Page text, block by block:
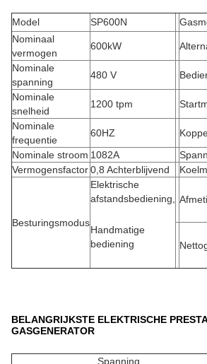
Model SP600N
Nominaal
vermogen
600kW
Nominale
spanning
480 V
Nominale
snelheid
1200 tpm
Nominale
frequentie
60HZ
Nominale stroom 1082A
Vermogensfactor0,8 Achterblijvend
Besturingsmodus
Elektrische
afstandsbediening,
Handmatige
bediening
BELANGRIJKSTE ELEKTRISCHE
GASGENERATOR
Spanning